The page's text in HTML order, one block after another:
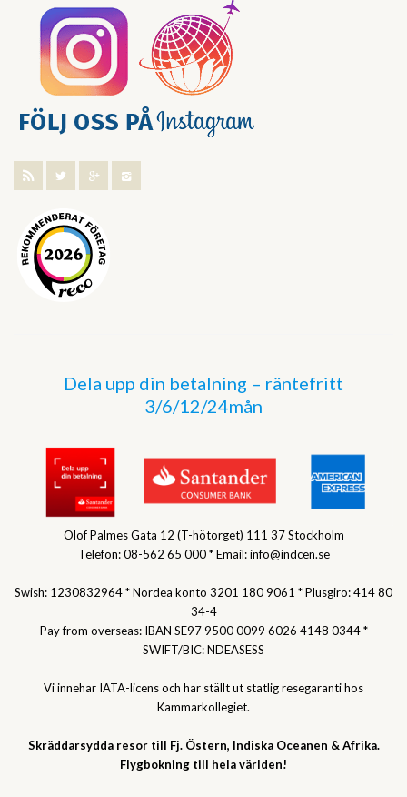
Dela upp din betalning – räntefritt
3/6/12/24mån
Olof Palmes Gata 12 (T-hötorget) 111 37 Stockholm
Telefon: 08-562 65 000 * Email: info@indcen.se
Swish: 1230832964 * Nordea konto 3201 180 9061 * Plusgiro: 414 80
34-4
Pay from overseas: IBAN SE97 9500 0099 6026 4148 0344 *
SWIFT/BIC: NDEASESS
Vi innehar IATA-licens och har ställt ut statlig resegaranti hos
Kammarkollegiet.
Skräddarsydda resor till Fj. Östern, Indiska Oceanen & Afrika.
Flygbokning till hela världen!